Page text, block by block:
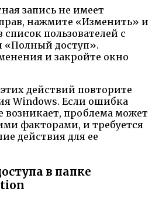
запись не имеет
нажмите «Изменить» и
список пользователей с
«Полный доступ».
и закройте окно
действий повторите
Windows. Если ошибка
возникает, проблема может
факторами, и требуется
действия для ее
в папке